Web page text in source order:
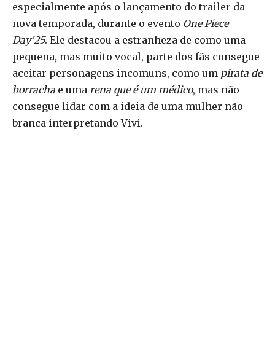
especialmente após o lançamento do trailer da
nova temporada, durante o evento One Piece
Day’25. Ele destacou a estranheza de como uma
pequena, mas muito vocal, parte dos fãs consegue
aceitar personagens incomuns, como um pirata de
borracha e uma rena que é um médico, mas não
consegue lidar com a ideia de uma mulher não
branca interpretando Vivi.